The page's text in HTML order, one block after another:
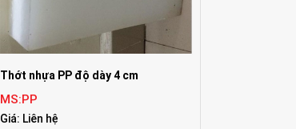
Thớt nhựa PP độ dày 4 cm
MS:PP
Giá: Liên hệ